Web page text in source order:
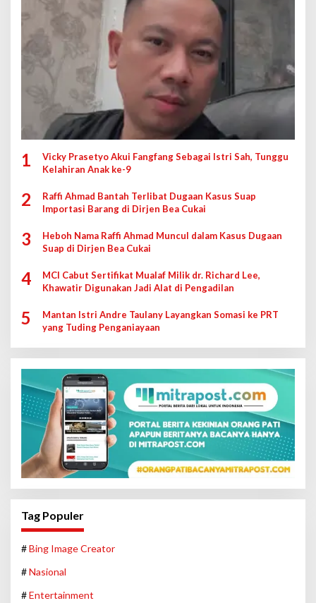
1
Vicky Prasetyo Akui Fangfang Sebagai Istri Sah, Tunggu
Kelahiran Anak ke-9
2
Raffi Ahmad Bantah Terlibat Dugaan Kasus Suap
Importasi Barang di Dirjen Bea Cukai
3
Heboh Nama Raffi Ahmad Muncul dalam Kasus Dugaan
Suap di Dirjen Bea Cukai
4
MCI Cabut Sertifikat Mualaf Milik dr. Richard Lee,
Khawatir Digunakan Jadi Alat di Pengadilan
5
Mantan Istri Andre Taulany Layangkan Somasi ke PRT
yang Tuding Penganiayaan
Tag Populer
#Bing Image Creator
#Nasional
#Entertainment